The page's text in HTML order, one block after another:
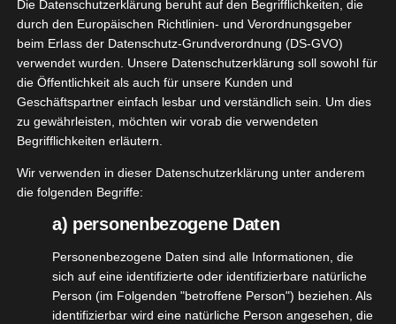
Vor einer Weile habe ich diesen Reiniger zum
testen bekommen und ausgiebig damit geputzt
und auch für den anstehenden Frühjahrsputz
werde ich den DreckWeg Natur Allzweckreiniger
verwenden.
Die Datenschutzerklärung beruht auf den Begrifflichkeiten, die
durch den Europäischen Richtlinien- und Verordnungsgeber
beim Erlass der Datenschutz-Grundverordnung (DS-GVO)
verwendet wurden. Unsere Datenschutzerklärung soll sowohl für
die Öffentlichkeit als auch für unsere Kunden und
Geschäftspartner einfach lesbar und verständlich sein. Um dies
zu gewährleisten, möchten wir vorab die verwendeten
Begrifflichkeiten erläutern.
Wir verwenden in dieser Datenschutzerklärung unter anderem
die folgenden Begriffe:
a) personenbezogene Daten
Personenbezogene Daten sind alle Informationen, die
sich auf eine identifizierte oder identifizierbare natürliche
Person (im Folgenden "betroffene Person") beziehen. Als
identifizierbar wird eine natürliche Person angesehen, die